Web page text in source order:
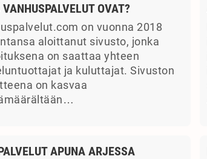
OVAT?
on vuonna 2018
aloittanut sivusto, jonka
on saattaa yhteen
ja kuluttajat. Sivuston
on kasvaa
APUNA ARJESSA